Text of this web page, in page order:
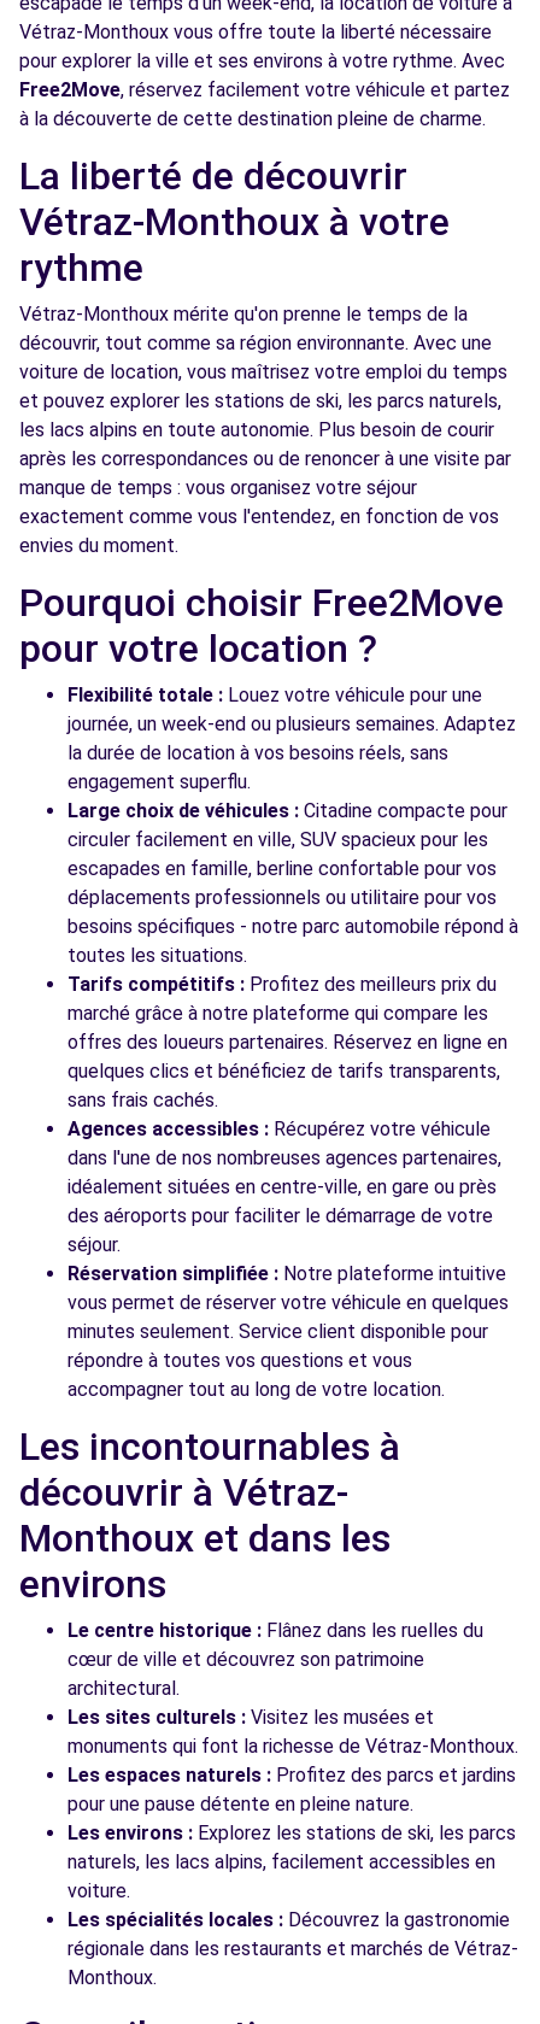
Voir l'agence
DS Rent - Genève 24/7
9.6 km
GENEVE, 1211
Voir l'agence
LESMENILS (D)
km
ZI DU FRANCLOS
LUDRES, 54710
Voir l'agence
Free2Move Rent - SARL ROGUET
AUTOMOBILES - ETEAUX (C)
14.1
ETEAUX, 74800
Voir l'agence
Vétraz-Monthoux vous offre toute la liberté nécessaire
pour explorer la ville et ses environs à votre rythme. Avec
Free2Move, réservez facilement votre véhicule et partez
à la découverte de cette destination pleine de charme.
La liberté de découvrir
Vétraz-Monthoux à votre
rythme
Vétraz-Monthoux mérite qu'on prenne le temps de la
découvrir, tout comme sa région environnante. Avec une
voiture de location, vous maîtrisez votre emploi du temps
et pouvez explorer les stations de ski, les parcs naturels,
les lacs alpins en toute autonomie. Plus besoin de courir
après les correspondances ou de renoncer à une visite par
manque de temps : vous organisez votre séjour
exactement comme vous l'entendez, en fonction de vos
envies du moment.
Pourquoi choisir Free2Move
pour votre location ?
Flexibilité totale : Louez votre véhicule pour une
journée, un week-end ou plusieurs semaines. Adaptez
la durée de location à vos besoins réels, sans
engagement superflu.
Large choix de véhicules : Citadine compacte pour
circuler facilement en ville, SUV spacieux pour les
escapades en famille, berline confortable pour vos
déplacements professionnels ou utilitaire pour vos
besoins spécifiques - notre parc automobile répond à
toutes les situations.
Tarifs compétitifs : Profitez des meilleurs prix du
marché grâce à notre plateforme qui compare les
offres des loueurs partenaires. Réservez en ligne en
quelques clics et bénéficiez de tarifs transparents,
sans frais cachés.
Agences accessibles : Récupérez votre véhicule
dans l'une de nos nombreuses agences partenaires,
idéalement situées en centre-ville, en gare ou près
des aéroports pour faciliter le démarrage de votre
séjour.
Réservation simplifiée : Notre plateforme intuitive
vous permet de réserver votre véhicule en quelques
minutes seulement. Service client disponible pour
répondre à toutes vos questions et vous
accompagner tout au long de votre location.
Les incontournables à
découvrir à Vétraz-
Monthoux et dans les
environs
Le centre historique : Flânez dans les ruelles du
cœur de ville et découvrez son patrimoine
architectural.
Les sites culturels : Visitez les musées et
monuments qui font la richesse de Vétraz-Monthoux.
Les espaces naturels : Profitez des parcs et jardins
pour une pause détente en pleine nature.
Les environs : Explorez les stations de ski, les parcs
naturels, les lacs alpins, facilement accessibles en
voiture.
Les spécialités locales : Découvrez la gastronomie
régionale dans les restaurants et marchés de Vétraz-
Monthoux.